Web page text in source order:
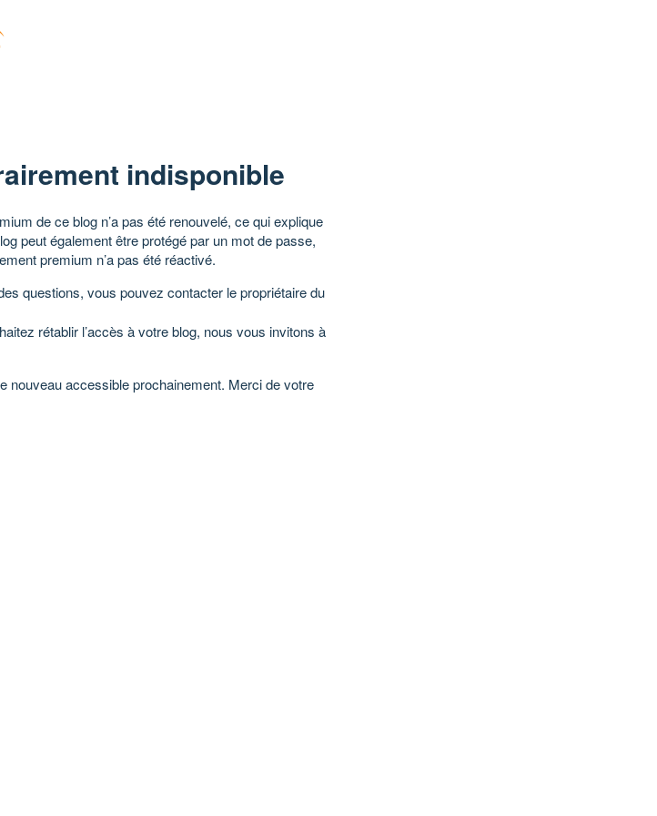
indisponible
de ce blog n’a pas été renouvelé, ce qui explique
peut également être protégé par un mot de passe,
premium n’a pas été réactivé.
questions, vous pouvez contacter le propriétaire du
rétablir l’accès à votre blog, nous vous invitons à
nouveau accessible prochainement. Merci de votre